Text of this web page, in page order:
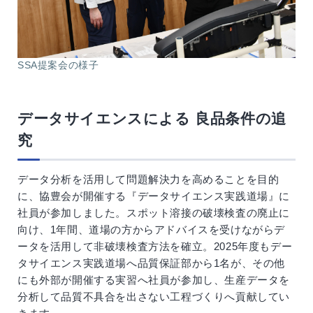
SSA提案会の様子
データサイエンスによる 良品条件の追
究
データ分析を活用して問題解決力を高めることを目的
に、協豊会が開催する『データサイエンス実践道場』に
社員が参加しました。スポット溶接の破壊検査の廃止に
向け、1年間、道場の方からアドバイスを受けながらデ
ータを活用して非破壊検査方法を確立。2025年度もデー
タサイエンス実践道場へ品質保証部から1名が、その他
にも外部が開催する実習へ社員が参加し、生産データを
分析して品質不具合を出さない工程づくりへ貢献してい